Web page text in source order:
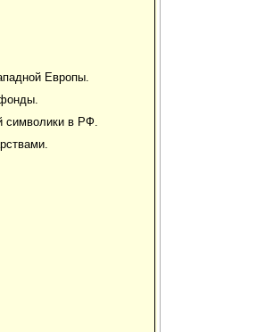
Европы.
символики в РФ.